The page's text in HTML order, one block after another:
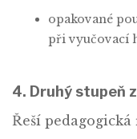
opakované
při vyučovací
4. Druhý stupeň
Řeší pedagogická